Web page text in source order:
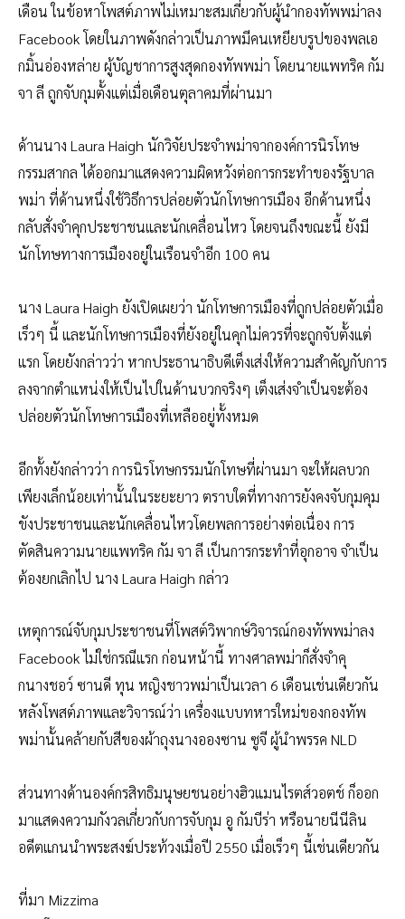
เดือน ในข้อหาโพสต์ภาพไม่เหมาะสมเกี่ยวกับผู้นำกองทัพพม่าลง
Facebook โดยในภาพดังกล่าวเป็นภาพมีคนเหยียบรูปของพลเอ
กมิ้นอ่องหล่าย ผู้บัญชาการสูงสุดกองทัพพม่า โดยนายแพทริค กัม
จา ลี ถูกจับกุมตั้งแต่เมื่อเดือนตุลาคมที่ผ่านมา
ด้านนาง Laura Haigh นักวิจัยประจำพม่าจากองค์การนิรโทษ
กรรมสากล ได้ออกมาแสดงความผิดหวังต่อการกระทำของรัฐบาล
พม่า ที่ด้านหนึ่งใช้วิธีการปล่อยตัวนักโทษการเมือง อีกด้านหนึ่ง
กลับสั่งจำคุกประชาชนและนักเคลื่อนไหว โดยจนถึงขณะนี้ ยังมี
นักโทษทางการเมืองอยู่ในเรือนจำอีก 100 คน
นาง Laura Haigh ยังเปิดเผยว่า นักโทษการเมืองที่ถูกปล่อยตัวเมื่อ
เร็วๆ นี้ และนักโทษการเมืองที่ยังอยู่ในคุกไม่ควรที่จะถูกจับตั้งแต่
แรก โดยยังกล่าวว่า หากประธานาธิบดีเต็งเส่งให้ความสำคัญกับการ
ลงจากตำแหน่งให้เป็นไปในด้านบวกจริงๆ เต็งเส่งจำเป็นจะต้อง
ปล่อยตัวนักโทษการเมืองที่เหลืออยู่ทั้งหมด
อีกทั้งยังกล่าวว่า การนิรโทษกรรมนักโทษที่ผ่านมา จะให้ผลบวก
เพียงเล็กน้อยเท่านั้นในระยะยาว ตราบใดที่ทางการยังคงจับกุมคุม
ขังประชาชนและนักเคลื่อนไหวโดยพลการอย่างต่อเนื่อง การ
ตัดสินความนายแพทริค กัม จา ลี เป็นการกระทำที่อุกอาจ จำเป็น
ต้องยกเลิกไป นาง Laura Haigh กล่าว
เหตุการณ์จับกุมประชาชนที่โพสต์วิพากษ์วิจารณ์กองทัพพม่าลง
Facebook ไม่ใช่กรณีแรก ก่อนหน้านี้ ทางศาลพม่าก็สั่งจำคุ
กนางชอว์ ซานดี ทุน หญิงชาวพม่าเป็นเวลา 6 เดือนเช่นเดียวกัน
หลังโพสต์ภาพและวิจารณ์ว่า เครื่องแบบทหารใหม่ของกองทัพ
พม่านั้นคล้ายกับสีของผ้าถุงนางอองซาน ซูจี ผู้นำพรรค NLD
ส่วนทางด้านองค์กรสิทธิมนุษยชนอย่างฮิวแมนไรตส์วอตช์ ก็ออก
มาแสดงความกังวลเกี่ยวกับการจับกุม อู กัมบีร่า หรือนายนีนีลิน
อดีตแกนนำพระสงฆ์ประท้วงเมื่อปี 2550 เมื่อเร็วๆ นี้เช่นเดียวกัน
ที่มา Mizzima